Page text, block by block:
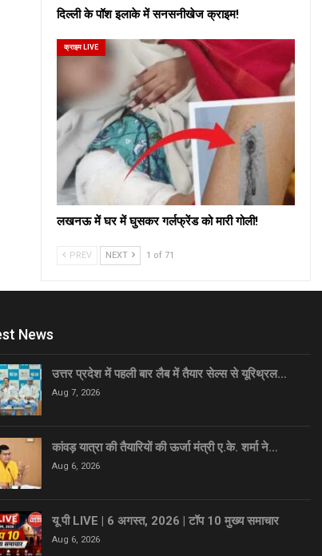
दिल्ली के पॉश इलाके में सनसनीखेज क्राइम!
क्राइम LIVE
लखनऊ में घर में घुसकर गर्लफ्रेंड को मारी गोली!
PREV NEXT 1 of 71
News
उत्तर प्रदेश में पहली बार लैब में तैयार सेल्स से यूरिथ्रल…
Aug 7, 2026
कांवड़ यात्रा की तैयारियों की ऊर्जा मंत्री ए.के. शर्मा ने…
Aug 6, 2026
यू पी LIVE | 6 अगस्त, 2026 | टॉप 10 मुख्य समाचार
Aug 6, 2026